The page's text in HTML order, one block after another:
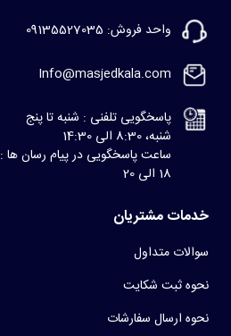
واحد فروش: 09135527035
Info@masjedkala.com
پاسخگویی تلفنی : شنبه تا پنج
شنبه، 8:30 الی 14:30
ساعت پاسخگویی در پیام رسان ها :
18 الی 20
خدمات مشتریان
سوالات متداول
نحوه ثبت شکایت
نحوه ارسال سفارشات